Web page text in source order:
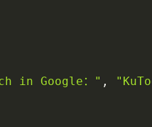
in Google：" ,